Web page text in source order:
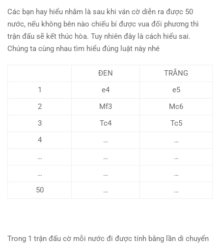
Các bạn hay hiểu nhằm là sau khi ván cờ diễn ra được 50
nước, nếu không bên nào chiếu bí được vua đối phương thì
trận đấu sẽ kết thúc hòa. Tuy nhiên đây là cách hiểu sai.
Chúng ta cùng nhau tìm hiểu đúng luật này nhé
ĐEN
TRẮNG
1
e4
e5
2
Mf3
Mc6
3
Tc4
Tc5
4
…
…
…
…
…
…
…
…
50
… …
Trong 1 trận đấu cờ mỗi nước đi được tính bằng lần di chuyển